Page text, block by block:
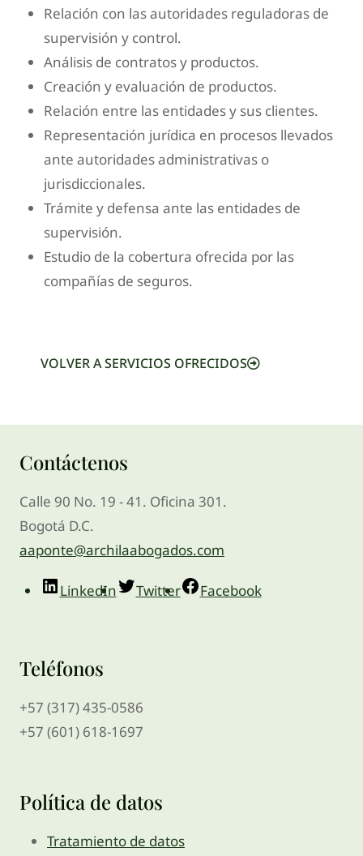
Relación con las autoridades reguladoras de
supervisión y control.
Análisis de contratos y productos.
Creación y evaluación de productos.
Relación entre las entidades y sus clientes.
Representación jurídica en procesos llevados
ante autoridades administrativas o
jurisdiccionales.
Trámite y defensa ante las entidades de
supervisión.
Estudio de la cobertura ofrecida por las
compañías de seguros.
VOLVER A SERVICIOS OFRECIDOS
Contáctenos
Calle 90 No. 19 - 41. Oficina 301.
Bogotá D.C.
aaponte@archilaabogados.com
LinkedIn Twitter Facebook
Teléfonos
+57 (317) 435-0586
+57 (601) 618-1697
Política de datos
Tratamiento de datos